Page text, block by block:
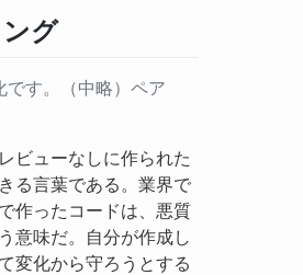
グ
です。（中略）ペア
ビューなしに作られた
る言葉である。業界で
作ったコードは、悪質
意味だ。自分が作成し
変化から守ろうとする